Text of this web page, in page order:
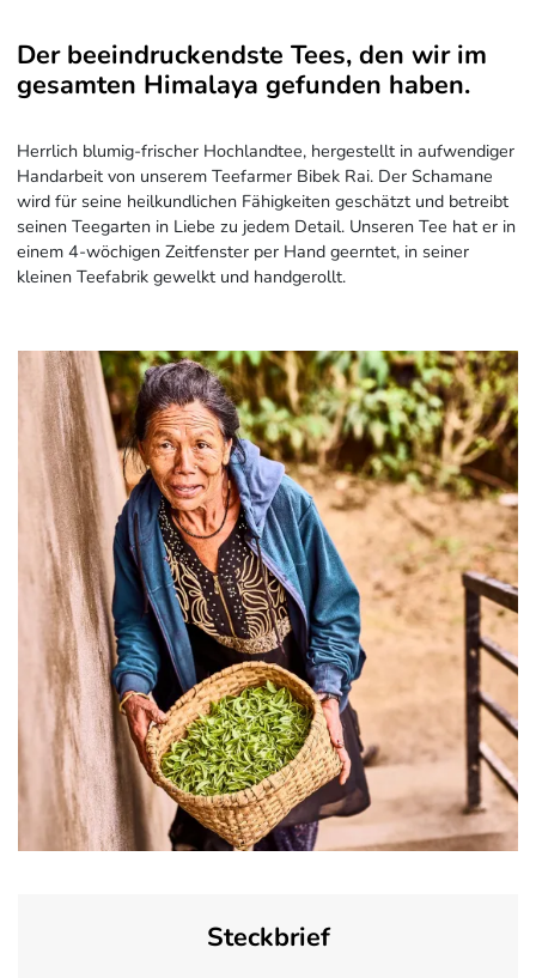
Der beeindruckendste Tees, den wir im
gesamten Himalaya gefunden haben.
Herrlich blumig-frischer Hochlandtee, hergestellt in aufwendiger
Handarbeit von unserem Teefarmer Bibek Rai. Der Schamane
wird für seine heilkundlichen Fähigkeiten geschätzt und betreibt
seinen Teegarten in Liebe zu jedem Detail. Unseren Tee hat er in
einem 4-wöchigen Zeitfenster per Hand geerntet, in seiner
kleinen Teefabrik gewelkt und handgerollt.
Steckbrief